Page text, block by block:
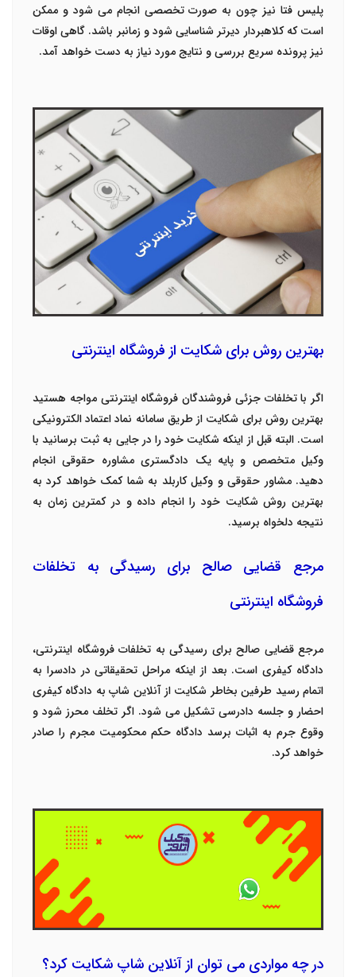
پلیس فتا نیز چون به صورت تخصصی انجام می شود و ممکن
است که کلاهبردار دیرتر شناسایی شود و زمانبر باشد. گاهی اوقات
نیز پرونده سریع بررسی و نتایج مورد نیاز به دست خواهد آمد.
بهترین روش برای شکایت از فروشگاه اینترنتی
اگر با تخلفات جزئی فروشندگان فروشگاه اینترنتی مواجه هستید
بهترین روش برای شکایت از طریق سامانه نماد اعتماد الکترونیکی
است. البته قبل از اینکه شکایت خود را در جایی به ثبت برسانید با
وکیل متخصص و پایه یک دادگستری مشاوره حقوقی انجام
دهید. مشاور حقوقی و وکیل کاربلد به شما کمک خواهد کرد به
بهترین روش شکایت خود را انجام داده و در کمترین زمان به
نتیجه دلخواه برسید.
مرجع قضایی صالح برای رسیدگی به تخلفات
فروشگاه اینترنتی
مرجع قضایی صالح برای رسیدگی به تخلفات فروشگاه اینترنتی،
دادگاه کیفری است. بعد از اینکه مراحل تحقیقاتی در دادسرا به
اتمام رسید طرفین بخاطر شکایت از آنلاین شاپ به دادگاه کیفری
احضار و جلسه دادرسی تشکیل می شود. اگر تخلف محرز شود و
وقوع جرم به اثبات برسد دادگاه حکم محکومیت مجرم را صادر
خواهد کرد.
در چه مواردی می توان از آنلاین شاپ شکایت کرد؟